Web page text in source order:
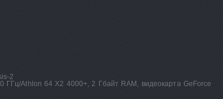
2
Athlon 64 X2 4000+, 2 Гбайт RAM, видеокарта GeForce